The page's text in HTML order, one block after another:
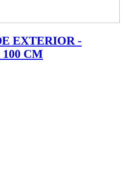
EXTERIOR -
CM